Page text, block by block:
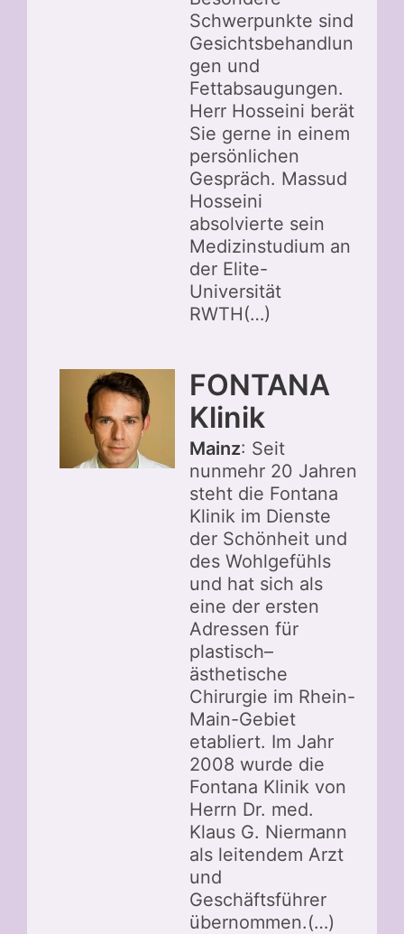
Schwerpunkte sind
Gesichtsbehandlun
gen und
Fettabsaugungen.
Herr Hosseini berät
Sie gerne in einem
persönlichen
Gespräch. Massud
Hosseini
absolvierte sein
Medizinstudium an
der Elite-
Universität
RWTH(…)
FONTANA
Klinik
Mainz: Seit
nunmehr 20 Jahren
steht die Fontana
Klinik im Dienste
der Schönheit und
des Wohlgefühls
und hat sich als
eine der ersten
Adressen für
plastisch–
ästhetische
Chirurgie im Rhein-
Main-Gebiet
etabliert. Im Jahr
2008 wurde die
Fontana Klinik von
Herrn Dr. med.
Klaus G. Niermann
als leitendem Arzt
und
Geschäftsführer
übernommen.(…)